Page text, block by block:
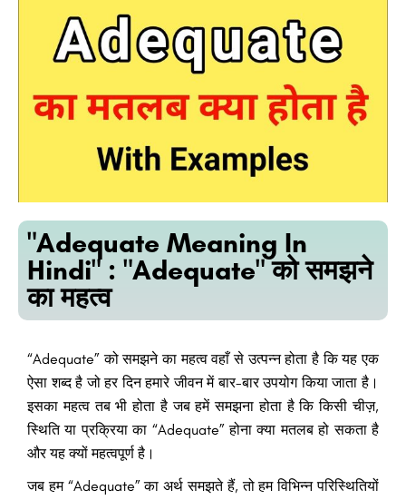
"Adequate Meaning In
Hindi" : "Adequate" को समझने
का महत्व
“Adequate” को समझने का महत्व वहाँ से उत्पन्न होता है कि यह एक
ऐसा शब्द है जो हर दिन हमारे जीवन में बार-बार उपयोग किया जाता है।
इसका महत्व तब भी होता है जब हमें समझना होता है कि किसी चीज़,
स्थिति या प्रक्रिया का “Adequate” होना क्या मतलब हो सकता है
और यह क्यों महत्वपूर्ण है।
जब हम “Adequate” का अर्थ समझते हैं, तो हम विभिन्न परिस्थितियों